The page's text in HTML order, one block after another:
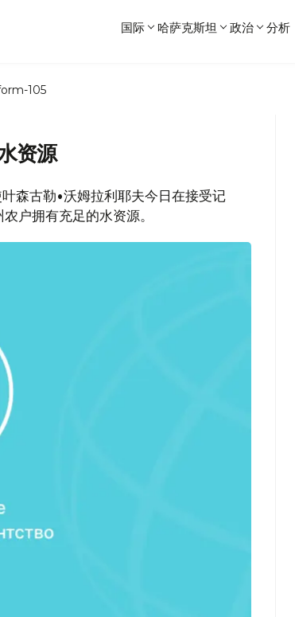
国际 哈萨克斯坦 政治 分析
105
资源
森古勒•沃姆拉利耶夫今日在接受记
户拥有充足的水资源。